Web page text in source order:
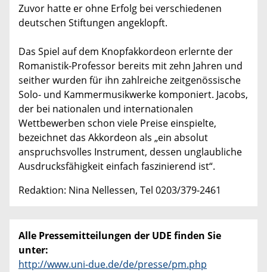
Zuvor hatte er ohne Erfolg bei verschiedenen
deutschen Stiftungen angeklopft.
Das Spiel auf dem Knopfakkordeon erlernte der
Romanistik-Professor bereits mit zehn Jahren und
seither wurden für ihn zahlreiche zeitgenössische
Solo- und Kammermusikwerke komponiert. Jacobs,
der bei nationalen und internationalen
Wettbewerben schon viele Preise einspielte,
bezeichnet das Akkordeon als „ein absolut
anspruchsvolles Instrument, dessen unglaubliche
Ausdrucksfähigkeit einfach faszinierend ist“.
Redaktion: Nina Nellessen, Tel 0203/379-2461
Alle Pressemitteilungen der UDE finden Sie
unter:
http://www.uni-due.de/de/presse/pm.php